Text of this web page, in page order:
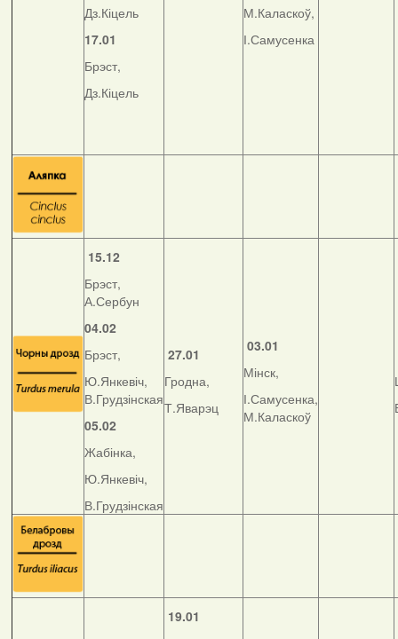
Дз.Кіцель
17.01
Брэст,
Дз.Кіцель
М.Каласкоў,
І.Самусенка
15.12
Брэст,
А.Сербун
04.02
Брэст,
Ю.Янкевіч,
В.Грудзінская
05.02
Жабінка,
Ю.Янкевіч,
В.Грудзінская
27.01
Гродна,
Т.Яварэц
03.01
Мінск,
І.Самусенка,
М.Каласкоў
19.01